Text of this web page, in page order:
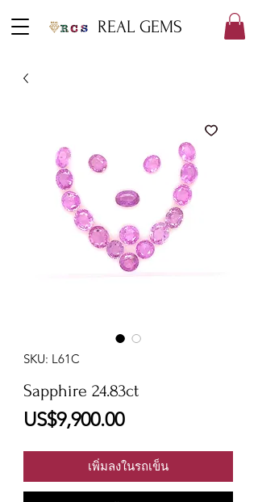
REAL GEMS
SKU: L61C
Sapphire 24.83ct
US$9,900.00ราคา
เพิ่มลงในรถเข็น